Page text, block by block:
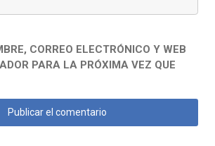
CORREO ELECTRÓNICO Y WEB
PARA LA PRÓXIMA VEZ QUE